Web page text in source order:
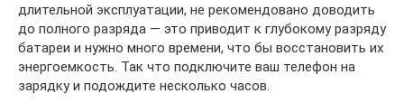
длительной эксплуатации, не рекомендовано доводить
до полного разряда — это приводит к глубокому разряду
батареи и нужно много времени, что бы восстановить их
энергоемкость. Так что подключите ваш телефон на
зарядку и подождите несколько часов.